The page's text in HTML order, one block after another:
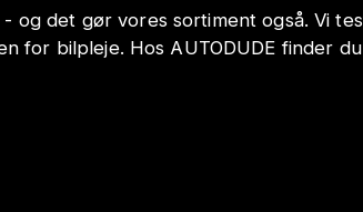
og det gør vores sortiment også. Vi
for bilpleje. Hos AUTODUDE finder